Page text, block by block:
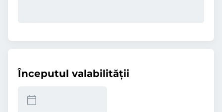
Începutul valabilităţii